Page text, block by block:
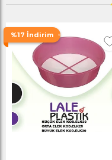
%17 İndirim